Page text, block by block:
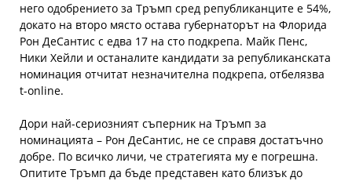
него одобрението за Тръмп сред републиканците е 54%,
докато на второ място остава губернаторът на Флорида
Рон ДеСантис с едва 17 на сто подкрепа. Майк Пенс,
Ники Хейли и останалите кандидати за републиканската
номинация отчитат незначителна подкрепа, отбелязва
t-online.
Дори най-сериозният съперник на Тръмп за
номинацията – Рон ДеСантис, не се справя достатъчно
добре. По всичко личи, че стратегията му е погрешна.
Опитите Тръмп да бъде представен като близък до